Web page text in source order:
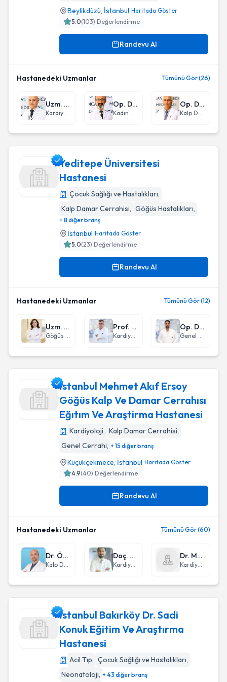
Beylikdüzü, İstanbul Haritada Göster
5.0(103) Değerlendirme
Randevu Al
Hastanedeki Uzmanlar Tümünü Gör (26)
Uzm. Dr. Kamuran Seyidoğlu
Kardiyoloji
Op. Dr. Ali Metin Celep
Kadın Hastalıkları ve Doğum
Op. Dr. İbrahim Savaş Yıldırım
Kalp Damar Cerrahisi
Yeditepe Üniversitesi
Hastanesi
Çocuk Sağlığı ve Hastalıkları,
Kalp Damar Cerrahisi, Göğüs Hastalıkları,
+ 8 diğer branş
İstanbul Haritada Göster
5.0(23) Değerlendirme
Randevu Al
Hastanedeki Uzmanlar Tümünü Gör (12)
Uzm. Dr. Seha Akduman
Göğüs Hastalıkları
Prof. Dr. Olcay Özveren
Kardiyoloji
Op. Dr. Anıl Ergin
Genel Cerrahi
İstanbul Mehmet Akıf Ersoy
Göğüs Kalp Ve Damar Cerrahısı
Eğıtım Ve Araştirma Hastanesi
Kardiyoloji, Kalp Damar Cerrahisi,
Genel Cerrahi, + 15 diğer branş
Küçükçekmece, İstanbul Haritada Göster
4.9(40) Değerlendirme
Randevu Al
Hastanedeki Uzmanlar Tümünü Gör (60)
Dr. Öğr. Üyesi Serhat Bahadır Genç
Kalp Damar Cerrahisi
Doç. Dr. İsmail Gürbak
Kardiyoloji
Dr. Mehmet Ertürk
Kardiyoloji
İstanbul Bakırköy Dr. Sadi
Konuk Eğitim Ve Araştırma
Hastanesi
Acil Tıp, Çocuk Sağlığı ve Hastalıkları,
Neonatoloji, + 43 diğer branş